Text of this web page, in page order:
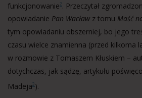
funkcjonowanie2. Przeczytał
opowiadanie Pan Wacław z tomu Maść
tym opowiadaniu obszerniej, bo jego
czasu wielce znamienna (przed kilkoma
w rozmowie z Tomaszem Kłuskiem –
dotychczas, jak sądzę, artykułu
Madeja3 ).